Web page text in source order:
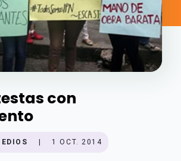
con
1 OCT. 2014